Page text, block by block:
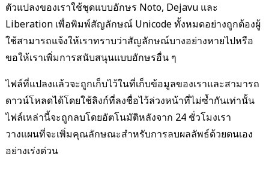
ตัวแปลงของเราใช้ชุดแบบอักษร Noto, Dejavu และ
Liberation เพื่อพิมพ์สัญลักษณ์ Unicode ทั้งหมดอย่างถูกต้องผู้
ใช้สามารถแจ้งให้เราทราบว่าสัญลักษณ์บางอย่างหายไปหรือ
ขอให้เราเพิ่มการสนับสนุนแบบอักษรอื่น ๆ
ไฟล์ที่แปลงแล้วจะถูกเก็บไว้ในที่เก็บข้อมูลของเราและสามารถ
ดาวน์โหลดได้โดยใช้ลิงก์ที่ลงชื่อไว้ล่วงหน้าที่ไม่ซ้ำกันเท่านั้น
ไฟล์เหล่านี้จะถูกลบโดยอัตโนมัติหลังจาก 24 ชั่วโมงเรา
วางแผนที่จะเพิ่มคุณลักษณะสำหรับการลบผลลัพธ์ด้วยตนเอง
อย่างเร่งด่วน